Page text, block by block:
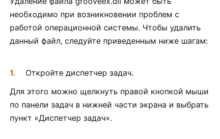
необходимо при возникновении проблем с
работой операционной системы. Чтобы удалить
данный файл, следуйте приведенным ниже шагам:
Откройте диспетчер задач.
Для этого можно щелкнуть правой кнопкой мыши
по панели задач в нижней части экрана и выбрать
пункт «Диспетчер задач».